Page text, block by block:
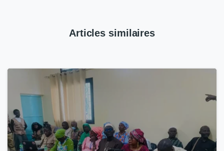
Articles similaires